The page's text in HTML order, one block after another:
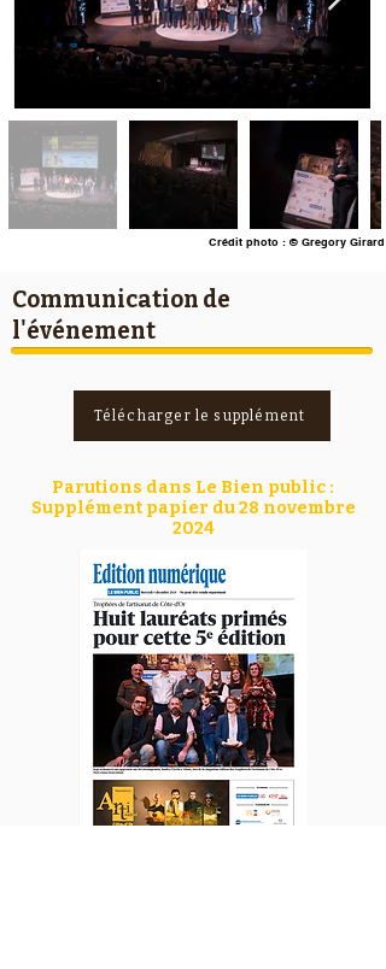
Crédit photo : © Gregory Girard
Communication de
l'événement
Télécharger le supplément
Parutions dans Le Bien public :
Supplément papier du 28 novembre
2024